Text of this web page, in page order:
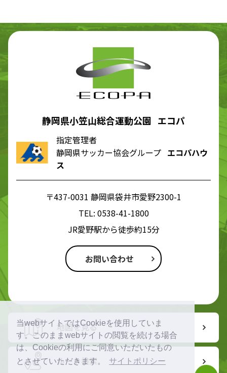
当webサイトではCookieを使用していま
す。このままwebサイトの閲覧を続ける場合
は、Cookieの利用にご同意いただいたもの
とさせていただきます。
サイトポリシー
静岡県小笠山総合運動公園 エコパ
指定管理者
静岡県サッカー協会グループ エコパハウ
ス
〒437-0031 静岡県袋井市愛野2300-1
TEL: 0538-41-1800
JR愛野駅から徒歩約15分
お問い合わせ
地図を見る
ルート検索